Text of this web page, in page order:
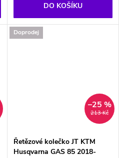
DO KOŠÍKU
Doprodej
213 Kč
–25 %
Řetězové kolečko JT KTM
Husqvarna GAS 85 2018-